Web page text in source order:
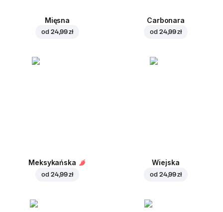
Mięsna
od 24,99 zł
Carbonara
od 24,99 zł
Meksykańska
od 24,99 zł
Wiejska
od 24,99 zł